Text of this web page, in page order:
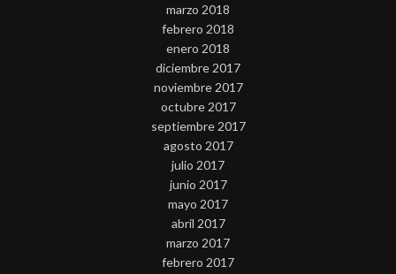
marzo 2018
febrero 2018
enero 2018
diciembre 2017
noviembre 2017
octubre 2017
septiembre 2017
agosto 2017
julio 2017
junio 2017
mayo 2017
abril 2017
marzo 2017
febrero 2017